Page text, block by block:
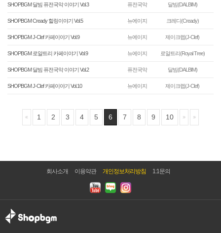
SHOPBGM 달빔 퓨전국악 이야기 Vol.3 퓨전국악 달빔(DALBIM)
SHOPBGM Cready 힐링이야기 Vol.5 뉴에이지 크레디(Cready)
SHOPBGM J-Clef 카페이야기 Vol.9 뉴에이지 제이크렙(J-Clef)
SHOPBGM 로얄트리 카페이야기 Vol.9 뉴에이지 로얄트리(Royal Tree)
SHOPBGM 달빔 퓨전국악 이야기 Vol.2 퓨전국악 달빔(DALBIM)
SHOPBGM J-Clef 카페이야기 Vol.10 뉴에이지 제이크렙(J-Clef)
1 2 3 4 5 6 7 8 9 10
회사소개 이용약관 개인정보처리방침 1:1문의